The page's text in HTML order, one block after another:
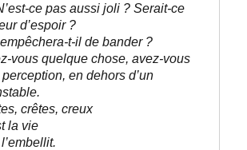
ce pas aussi joli ? Serait-ce
d’espoir ?
t-il de bander ?
vous quelque chose, avez-vous
en dehors d’un
crêtes, creux
la vie